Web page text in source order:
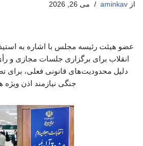
از aminkav می 26, 2026
عضو هیئت رئیسه مجلس با اشاره به
انقلاب برای برگزاری جلسات مجازی و
دلیل محدودیت‌های قانونی فعلی، برای
جنگی نیازمند اذن ویژه